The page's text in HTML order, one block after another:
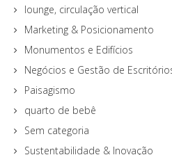
lounge, circulação vertical
Marketing & Posicionamento
Monumentos e Edifícios
Negócios e Gestão de
Paisagismo
quarto de bebê
Sem categoria
Sustentabilidade & Inovação